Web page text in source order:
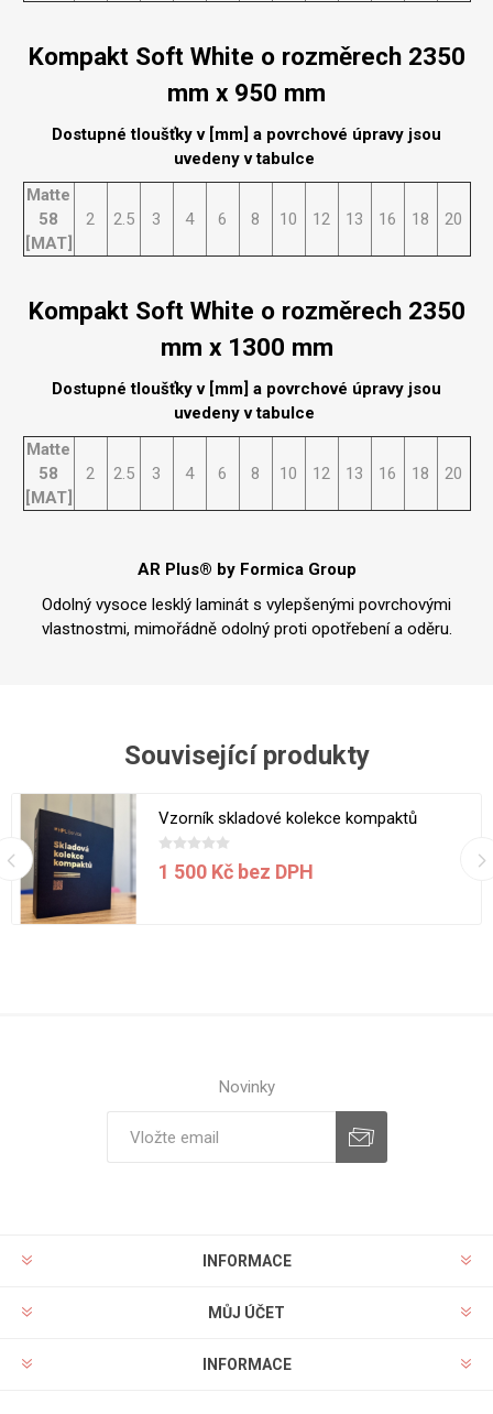
Kompakt Soft White o rozměrech 2350
mm x 950 mm
Dostupné tloušťky v [mm] a povrchové úpravy jsou
uvedeny v tabulce
Matte
58
[MAT]
2 2.5 3 4 6 8 10 12 13 16 18 20
Kompakt Soft White o rozměrech 2350
mm x 1300 mm
Dostupné tloušťky v [mm] a povrchové úpravy jsou
uvedeny v tabulce
Matte
58
[MAT]
2 2.5 3 4 6 8 10 12 13 16 18 20
AR Plus® by Formica Group
Odolný vysoce lesklý laminát s vylepšenými povrchovými
vlastnostmi, mimořádně odolný proti opotřebení a oděru.
Související produkty
Vzorník skladové kolekce kompaktů
1 500 Kč bez DPH
Novinky
INFORMACE
MŮJ ÚČET
INFORMACE